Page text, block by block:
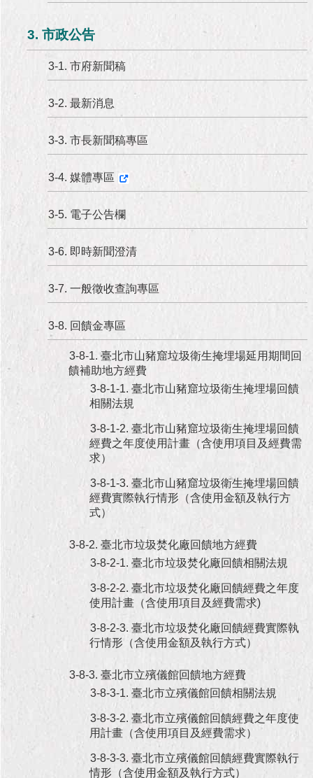
3. 市政公告
3-1. 市府新聞稿
3-2. 最新消息
3-3. 市長新聞稿專區
3-4. 媒體專區
3-5. 電子公告欄
3-6. 即時新聞澄清
3-7. 一般徵收查詢專區
3-8. 回饋金專區
3-8-1. 臺北市山豬窟垃圾衛生掩埋場延用期間回
饋補助地方經費
3-8-1-1. 臺北市山豬窟垃圾衛生掩埋場回饋
相關法規
3-8-1-2. 臺北市山豬窟垃圾衛生掩埋場回饋
經費之年度使用計畫（含使用項目及經費需
求）
3-8-1-3. 臺北市山豬窟垃圾衛生掩埋場回饋
經費實際執行情形（含使用金額及執行方
式）
3-8-2. 臺北市垃圾焚化廠回饋地方經費
3-8-2-1. 臺北市垃圾焚化廠回饋相關法規
3-8-2-2. 臺北市垃圾焚化廠回饋經費之年度
使用計畫（含使用項目及經費需求)
3-8-2-3. 臺北市垃圾焚化廠回饋經費實際執
行情形（含使用金額及執行方式）
3-8-3. 臺北市立殯儀館回饋地方經費
3-8-3-1. 臺北市立殯儀館回饋相關法規
3-8-3-2. 臺北市立殯儀館回饋經費之年度使
用計畫（含使用項目及經費需求）
3-8-3-3. 臺北市立殯儀館回饋經費實際執行
情形（含使用金額及執行方式）